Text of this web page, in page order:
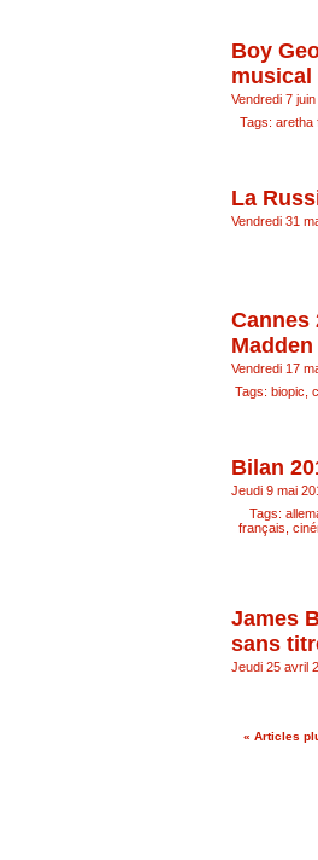
Boy
musical
Vendredi 7
Tags: aretha
La
Vendredi 31
Cannes
Madden
Vendredi 17
Tags: biopic
Bilan
Jeudi 9 mai
Tags:
français
James
sans
Jeudi 25 avril
« Articles